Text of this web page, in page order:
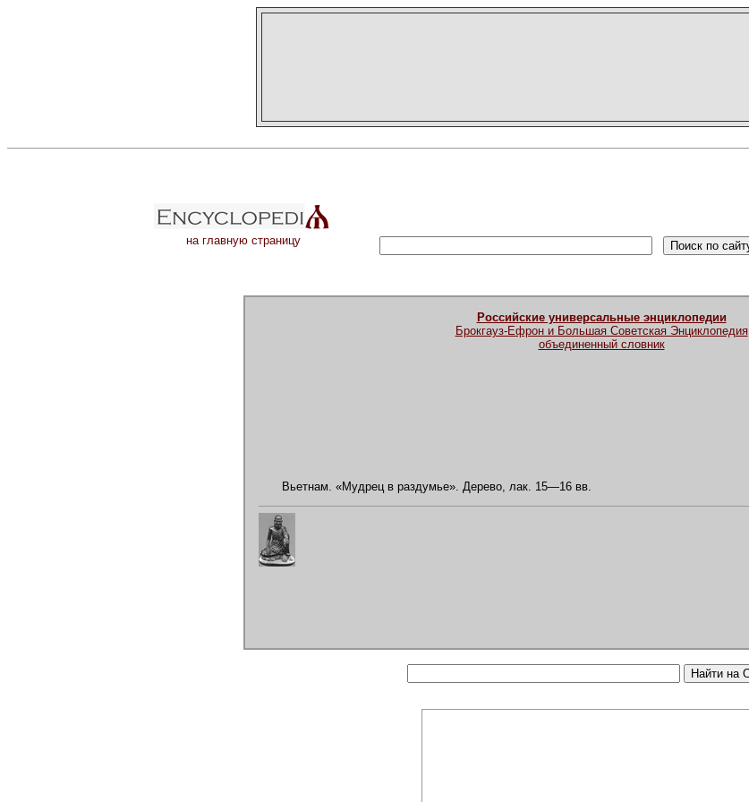
на главную страницу
Российские универсальные энциклопедии
Брокгауз-Ефрон и Большая Советская Энциклопедия
объединенный словник
Вьетнам. «Мудрец в раздумье». Дерево, лак. 15—16 вв.